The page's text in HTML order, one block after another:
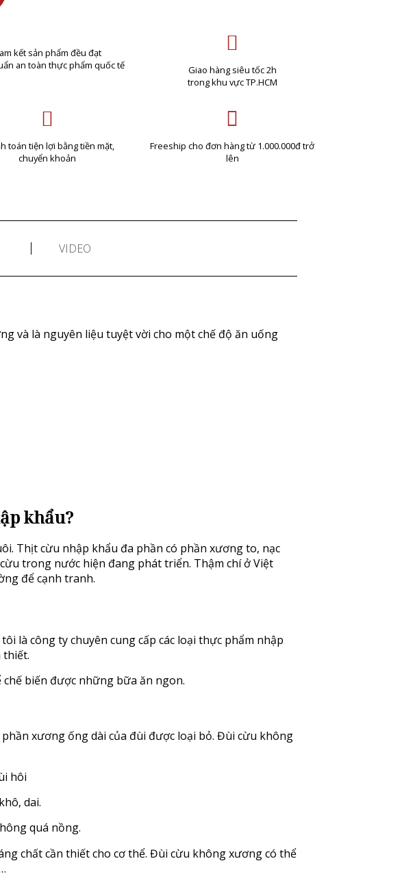
kết sản phẩm đều đạt
an toàn thực phẩm quốc tế
Giao hàng siêu tốc 2h
trong khu vực TP.HCM
toán tiện lợi bằng tiền mặt,
chuyển khoản
Freeship cho đơn hàng từ 1.000.000đ trở
lên
VIDEO
và là nguyên liệu tuyệt vời cho một chế độ ăn uống
khẩu?
Thịt cừu nhập khẩu đa phần có phần xương to, nạc
trong nước hiện đang phát triển. Thậm chí ở Việt
để cạnh tranh.
là công ty chuyên cung cấp các loại thực phẩm nhập
thiết.
biến được những bữa ăn ngon.
xương ống dài của đùi được loại bỏ. Đùi cừu không
hôi
dai.
quá nồng.
chất cần thiết cho cơ thể. Đùi cừu không xương có thể